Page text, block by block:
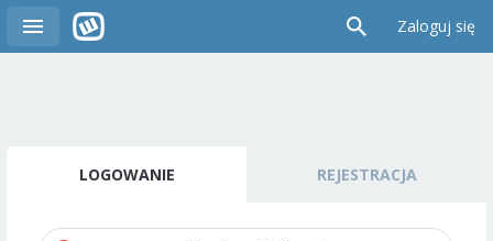
Zaloguj się
LOGOWANIE REJESTRACJA